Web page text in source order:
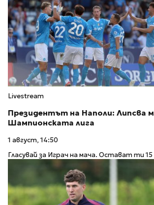
Livestream
Президентът на Наполи: Липсва
Шампионската лига
1 август, 14:50
Гласувай за Играч на мача. Остават ти